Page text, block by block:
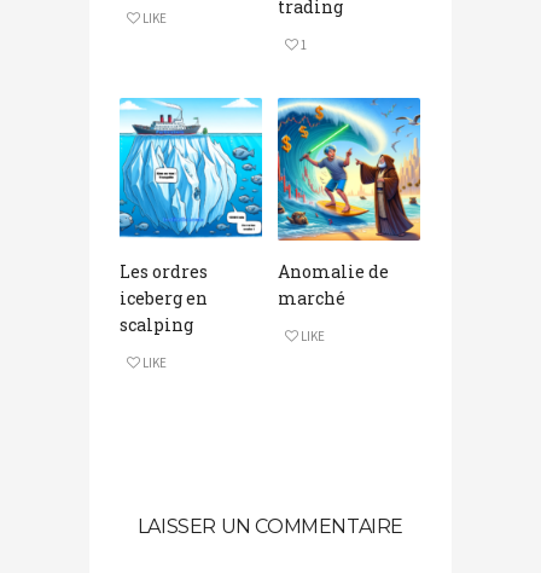
LIKE
trading
1
Les ordres
iceberg en
scalping
LIKE
Anomalie de
marché
LIKE
LAISSER UN COMMENTAIRE